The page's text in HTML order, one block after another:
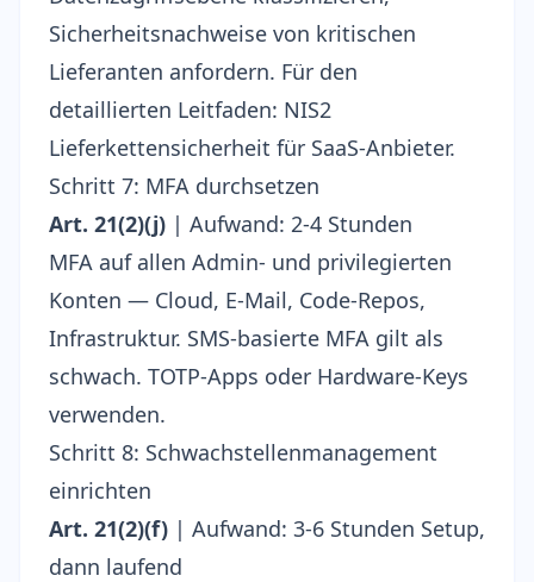
Sicherheitsnachweise von kritischen
Lieferanten anfordern. Für den
detaillierten Leitfaden: NIS2
Lieferkettensicherheit für SaaS-Anbieter.
Schritt 7: MFA durchsetzen
Art. 21(2)(j) | Aufwand: 2-4 Stunden
MFA auf allen Admin- und privilegierten
Konten — Cloud, E-Mail, Code-Repos,
Infrastruktur. SMS-basierte MFA gilt als
schwach. TOTP-Apps oder Hardware-Keys
verwenden.
Schritt 8: Schwachstellenmanagement
einrichten
Art. 21(2)(f) | Aufwand: 3-6 Stunden Setup,
dann laufend